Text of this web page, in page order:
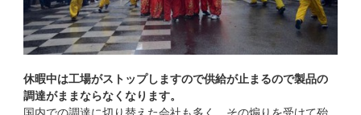
休暇中は工場がストップしますので供給が止まるので製品の
調達がままならなくなります。